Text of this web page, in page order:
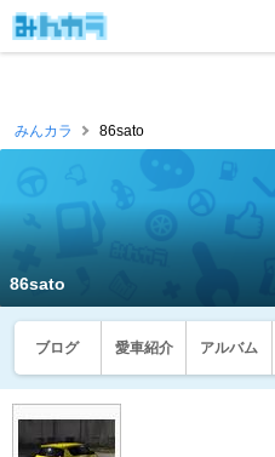
みんカラ 86sato
86sato
ブログ 愛車紹介 アルバム